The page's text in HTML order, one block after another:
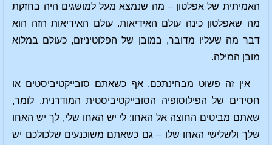
האמיתית של אפלטון – מה שנמצא מעל למושגים היה בחזקת
מה שאפלטון כינה עולם האידיאות. עולם האידיאות הזה הוא
דבר מה שעליו מדובר, במובן של הפלוטיניזם, כעולם במלוא
מובן המילה.
אין זה פשוט מבחינתכם, אף כשאתם סובייקטיביסטים או
חסידים של הפילוסופיה הסובייקטיביסטית המודרנית, לומר,
שאתם מביטים החוצה אל האחו: לי יש האחו שלי, לך יש האחו
שלך ולשלישי האחו שלו – גם כשאתם משוכנעים שלכולכם יש